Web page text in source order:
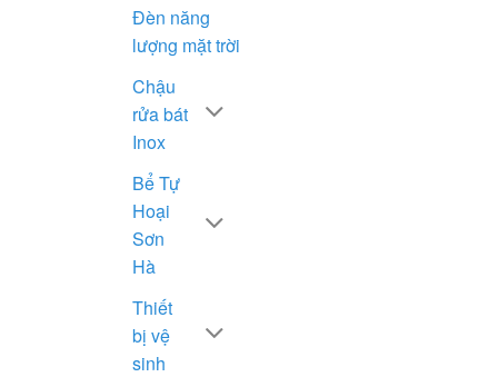
Đèn năng
lượng mặt trời
Chậu
rửa bát
Inox
Bể Tự
Hoại
Sơn
Hà
Thiết
bị vệ
sinh